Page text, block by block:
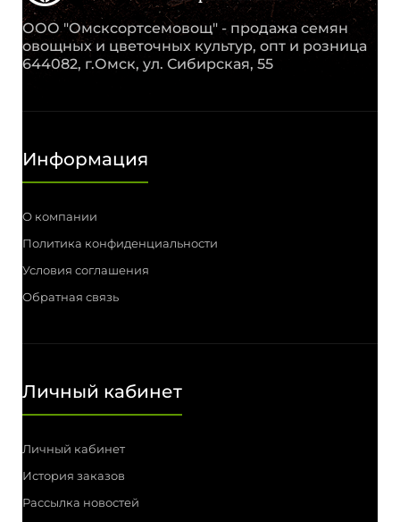
ООО "Омсксортсемовощ" - продажа семян
овощных и цветочных культур, опт и розница
644082, г.Омск, ул. Сибирская, 55
Информация
О компании
Политика конфиденциальности
Условия соглашения
Обратная связь
Личный кабинет
Личный кабинет
История заказов
Рассылка новостей